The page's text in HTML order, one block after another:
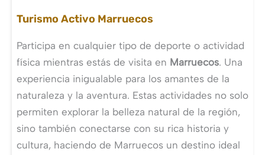
Turismo Activo Marruecos
Participa en cualquier tipo de deporte o actividad
física mientras estás de visita en Marruecos. Una
experiencia inigualable para los amantes de la
naturaleza y la aventura. Estas actividades no solo
permiten explorar la belleza natural de la región,
sino también conectarse con su rica historia y
cultura, haciendo de Marruecos un destino ideal